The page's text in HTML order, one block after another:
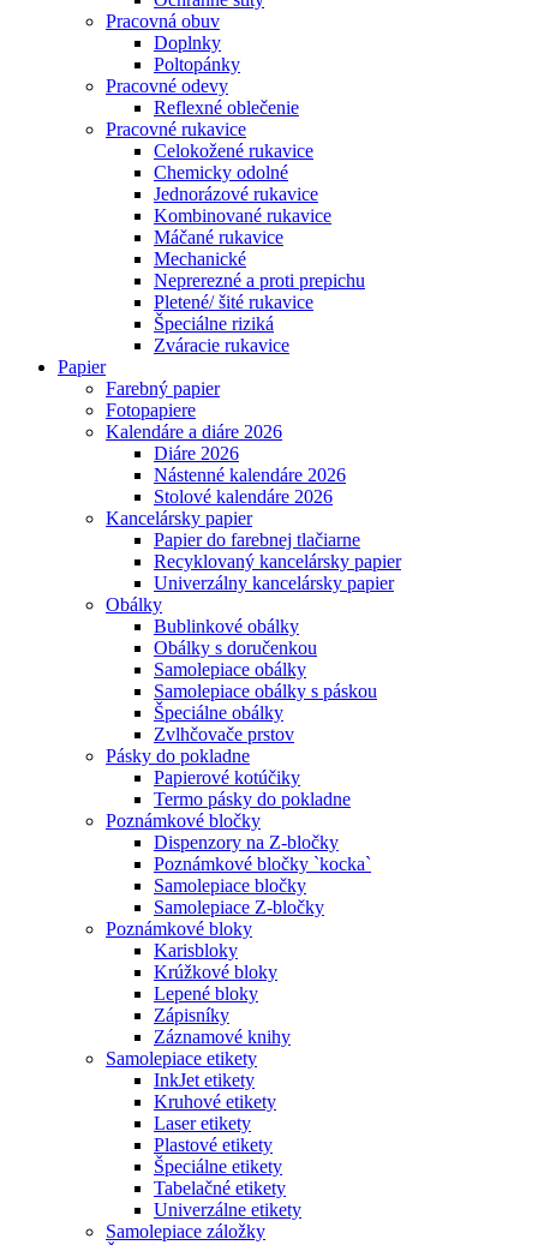
Pracovná obuv
Doplnky
Poltopánky
Pracovné odevy
Reflexné oblečenie
Pracovné rukavice
Celokožené rukavice
Chemicky odolné
Jednorázové rukavice
Kombinované rukavice
Máčané rukavice
Mechanické
Neprerezné a proti prepichu
Pletené/ šité rukavice
Špeciálne riziká
Zváracie rukavice
Papier
Farebný papier
Fotopapiere
Kalendáre a diáre 2026
Diáre 2026
Nástenné kalendáre 2026
Stolové kalendáre 2026
Kancelársky papier
Papier do farebnej tlačiarne
Recyklovaný kancelársky papier
Univerzálny kancelársky papier
Obálky
Bublinkové obálky
Obálky s doručenkou
Samolepiace obálky
Samolepiace obálky s páskou
Špeciálne obálky
Zvlhčovače prstov
Pásky do pokladne
Papierové kotúčiky
Termo pásky do pokladne
Poznámkové bločky
Dispenzory na Z-bločky
Poznámkové bločky `kocka`
Samolepiace bločky
Samolepiace Z-bločky
Poznámkové bloky
Karisbloky
Krúžkové bloky
Lepené bloky
Zápisníky
Záznamové knihy
Samolepiace etikety
InkJet etikety
Kruhové etikety
Laser etikety
Plastové etikety
Špeciálne etikety
Tabelačné etikety
Univerzálne etikety
Samolepiace záložky